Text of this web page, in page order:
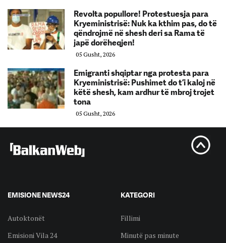
Revolta popullore! Protestuesja para
Kryeministrisë: Nuk ka kthim pas, do të
qëndrojmë në shesh deri sa Rama të
japë dorëheqjen!
05 Gusht, 2026
Emigranti shqiptar nga protesta para
Kryeministrisë: Pushimet do t’i kaloj në
këtë shesh, kam ardhur të mbroj trojet
tona
05 Gusht, 2026
EMISIONE NEWS24
Autoktonët
Emisioni Vila 24
KATEGORI
Fillimi
Minutë pas minute